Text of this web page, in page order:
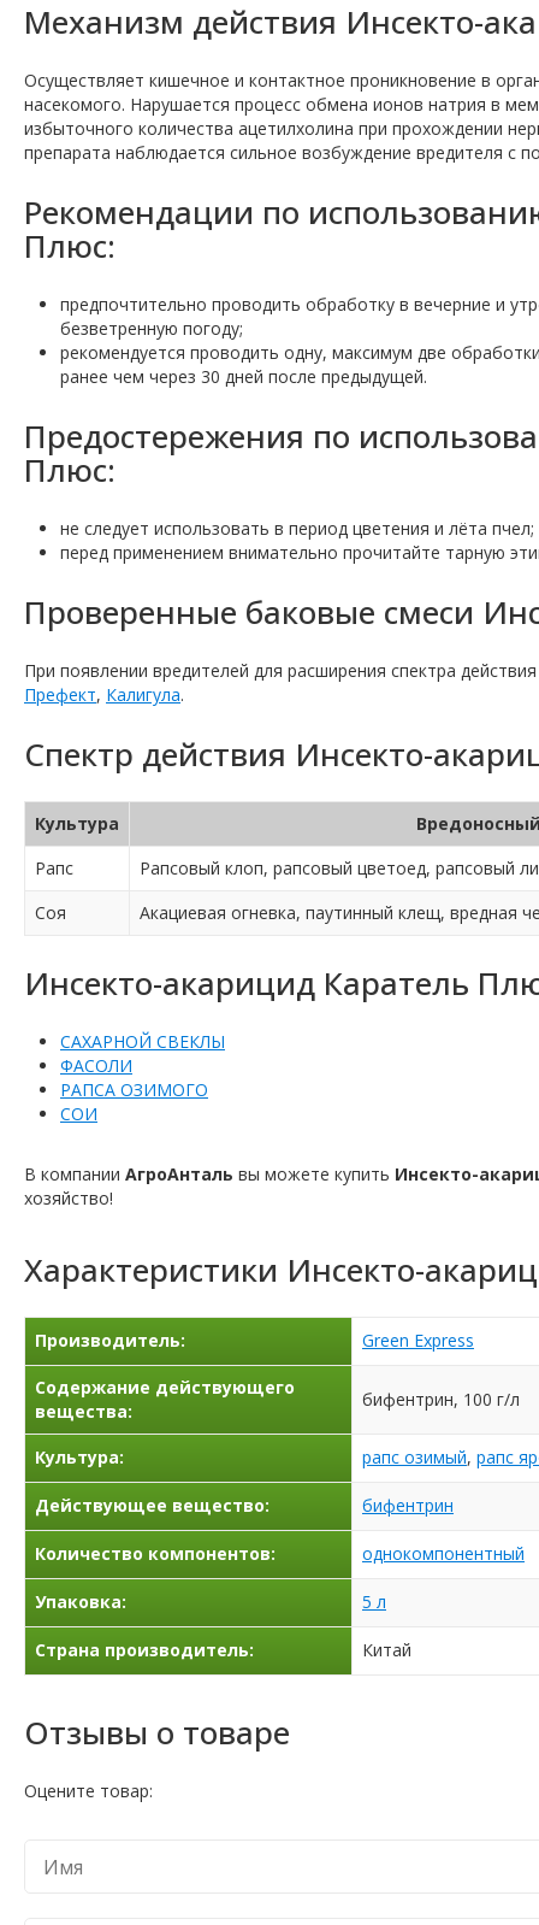
Механизм действия Инсекто-
Осуществляет кишечное и контактное проникновение в
насекомого. Нарушается процесс обмена ионов натрия в
избыточного количества ацетилхолина при прохождении
препарата наблюдается сильное возбуждение вредителя с
Рекомендации по
Плюс:
предпочтительно проводить обработку в вечерние и
безветренную погоду;
рекомендуется проводить одну, максимум две
ранее чем через 30 дней после предыдущей.
Предостережения по
Плюс:
не следует использовать в период цветения и лёта пчел;
перед применением внимательно прочитайте тарную
Проверенные баковые смеси
При появлении вредителей для расширения спектра
Префект, Калигула.
Спектр действия Инсекто-
Культура
Рапс
Рапсовый клоп, рапсовый цветоед, рапсовый
Соя
Акациевая огневка, паутинный клещ, вредная
Инсекто-акарицид Каратель
САХАРНОЙ СВЕКЛЫ
ФАСОЛИ
РАПСА ОЗИМОГО
СОИ
В компании АгроАнталь вы можете купить Инсекто-
хозяйство!
Характеристики Инсекто-
Производитель: Green Express
Содержание действующего
вещества:
бифентрин, 100 г/л
Культура: рапс озимый, рапс
Действующее вещество: бифентрин
Количество компонентов: однокомпонентный
Упаковка: 5 л
Страна производитель: Китай
Отзывы о товаре
Оцените товар: